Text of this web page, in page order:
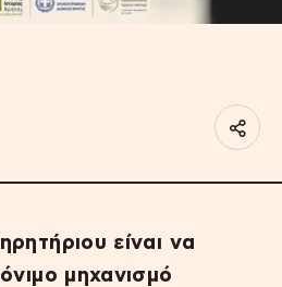
είναι να
μηχανισμό